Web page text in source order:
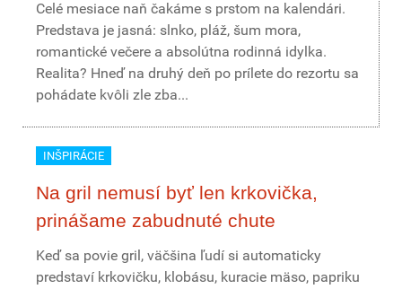
Celé mesiace naň čakáme s prstom na kalendári.
Predstava je jasná: slnko, pláž, šum mora,
romantické večere a absolútna rodinná idylka.
Realita? Hneď na druhý deň po prílete do rezortu sa
pohádate kvôli zle zba...
INŠPIRÁCIE
Na gril nemusí byť len krkovička,
prinášame zabudnuté chute
Keď sa povie gril, väčšina ľudí si automaticky
predstaví krkovičku, klobásu, kuracie mäso, papriku